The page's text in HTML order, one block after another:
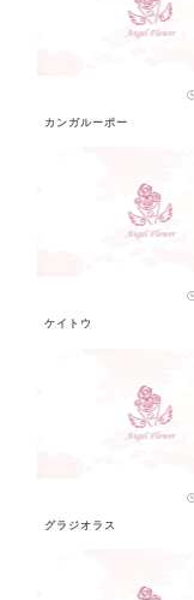
カンガルーポー
ケイトウ
グラジオラス